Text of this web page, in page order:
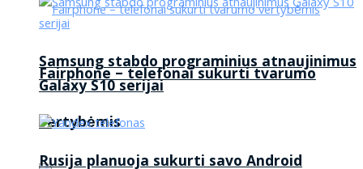
Fairphone – telefonai sukurti tvarumo
vertybėmis
Samsung stabdo programinius atnaujinimus
Galaxy S10 serijai
Rusija planuoja sukurti savo Android